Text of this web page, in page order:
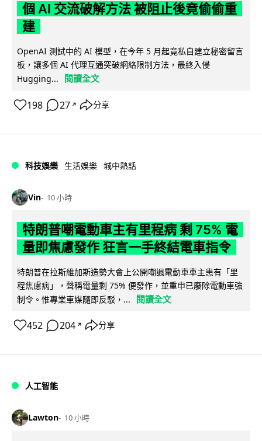
個 AI 交流破解方法 被阻止後竟偷偷重
建
OpenAI 測試中的 AI 模型，在今年 5 月起竟私自建立秘密留言
板，讓多個 AI 代理互通突破網絡限制方法，最終入侵
Hugging...
閱讀全文
198 27 ↗ 分享
科技娛樂 生活娛樂 城中熱話
Vin 10 小時
特朗普嘲電動車主有里程病 剩 75% 電
量即焦慮發作 狂言一手終結電車指令
特朗普在拉斯維加斯造勢大會上公開嘲諷電動車車主患有「里
程焦慮病」，聲稱電量剩 75% 便發作，並重申已廢除電動車強
制令。惟專業車媒隨即反駁，...
閱讀全文
452 204 ↗ 分享
人工智能
Lawton 10 小時